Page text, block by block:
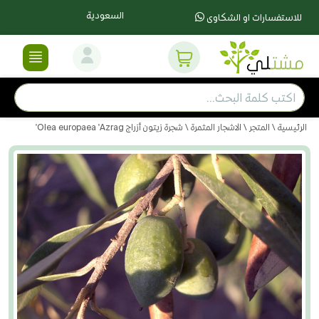
للاستفسارات او الشكاوى السعودية
الرئيسية \ المتجر \ الاشجار المثمرة \ شجرة زيتون أزراج Olea europaea 'Azrag'